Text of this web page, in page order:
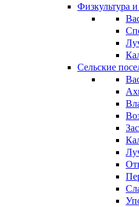
Физкультура
Сельские